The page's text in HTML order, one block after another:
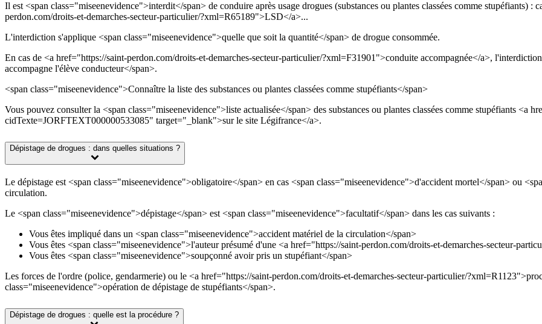
Il est <span class="miseenevidence">interdit</span> de conduire après usage drogues (substances ou plantes classées comme stupéfiants) :
perdon.com/droits-et-demarches-secteur-particulier/?xml=R65189">LSD</a>...
L'interdiction s'applique <span class="miseenevidence">quelle que soit la quantité</span> de drogue consommée.
En cas de <a href="https://saint-perdon.com/droits-et-demarches-secteur-particulier/?xml=F31901">conduite accompagnée</a>,
accompagne l'élève conducteur</span>.
<span class="miseenevidence">Connaître la liste des substances ou plantes classées comme stupéfiants</span>
Vous pouvez consulter la <span class="miseenevidence">liste actualisée</span> des substances ou plantes classées comme stupéfiants
cidTexte=JORFTEXT000000533085" target="_blank">sur le site Légifrance</a>.
Dépistage de drogues : dans quelles situations ?
Le dépistage est <span class="miseenevidence">obligatoire</span> en cas <span class="miseenevidence">d'accident mortel</span> ou
circulation.
Le <span class="miseenevidence">dépistage</span> est <span class="miseenevidence">facultatif</span> dans les cas suivants :
Vous êtes impliqué dans un <span class="miseenevidence">accident matériel de la circulation</span>
Vous êtes <span class="miseenevidence">l'auteur présumé d'une <a href="https://saint-perdon.com/droits-et-demarches-secteur-
Vous êtes <span class="miseenevidence">soupçonné avoir pris un stupéfiant</span>
Les forces de l'ordre (police, gendarmerie) ou le <a href="https://saint-perdon.com/droits-et-demarches-secteur-particulier/
class="miseenevidence">opération de dépistage de stupéfiants</span>.
Dépistage de drogues : quelle est la procédure ?